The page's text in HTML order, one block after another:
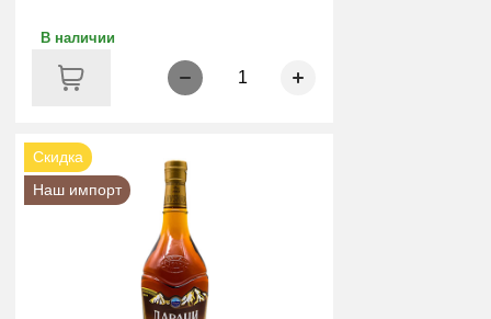
В наличии
1
Скидка
Наш импорт